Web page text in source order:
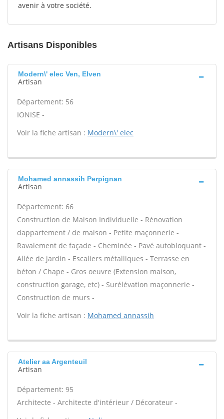
avenir à votre société.
Artisans Disponibles
Modern\' elec Ven, Elven
Artisan
Département: 56
IONISE -
Voir la fiche artisan : Modern\' elec
Mohamed annassih Perpignan
Artisan
Département: 66
Construction de Maison Individuelle - Rénovation
dappartement / de maison - Petite maçonnerie -
Ravalement de façade - Cheminée - Pavé autobloquant -
Allée de jardin - Escaliers métalliques - Terrasse en
béton / Chape - Gros oeuvre (Extension maison,
construction garage, etc) - Surélévation maçonnerie -
Construction de murs -
Voir la fiche artisan : Mohamed annassih
Atelier aa Argenteuil
Artisan
Département: 95
Architecte - Architecte d'intérieur / Décorateur -